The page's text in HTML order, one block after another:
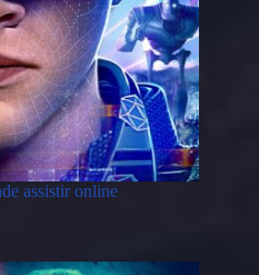
assistir online